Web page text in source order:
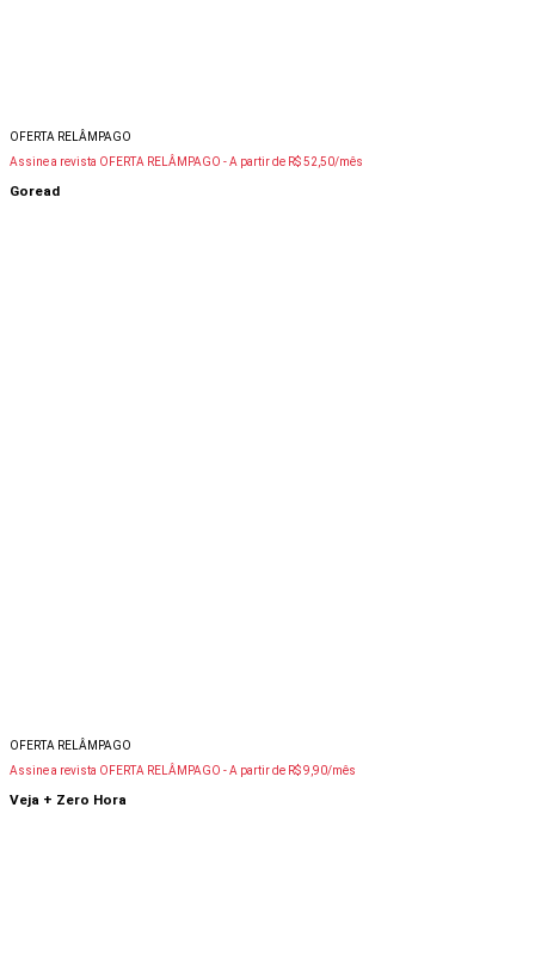
OFERTA RELÂMPAGO
Assine a revista OFERTA RELÂMPAGO -A partir de R$ 52,50/mês
Goread
OFERTA RELÂMPAGO
Assine a revista OFERTA RELÂMPAGO -A partir de R$ 9,90/mês
Veja + Zero Hora